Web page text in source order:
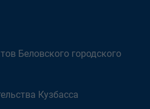
Беловского городского
Кузбасса